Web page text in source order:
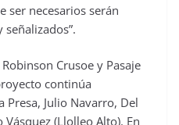
ser necesarios serán
Crusoe y Pasaje
continúa
Presa, Julio Navarro, Del
Vásquez (Llolleo Alto). En